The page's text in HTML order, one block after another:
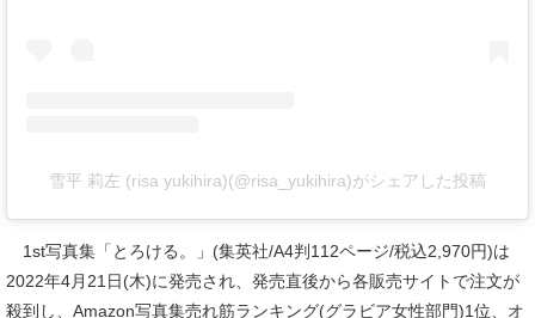
雪平 莉左 (risa yukihira)(@risa_yukihira)がシェアした投稿
1st写真集「とろける。」(集英社/A4判112ページ/税込2,970円)は
2022年4月21日(木)に発売され、発売直後から各販売サイトで注文が
殺到し、Amazon写真集売れ筋ランキング(グラビア女性部門)1位、オ